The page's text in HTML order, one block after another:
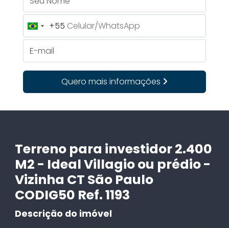
Brazil
+55
+55
Quero mais informações
Terreno para investidor 2.400
M2 - Ideal Villagio ou prédio -
Vizinha CT São Paulo
CODIG50 Ref. 1193
Descrição do imóvel